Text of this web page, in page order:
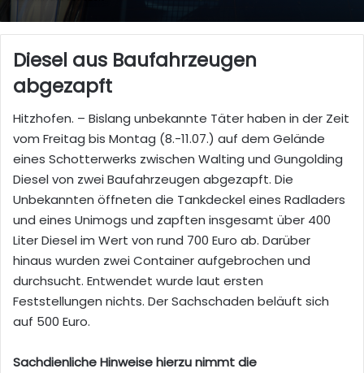
Diesel aus Baufahrzeugen
abgezapft
Hitzhofen. – Bislang unbekannte Täter haben in der Zeit
vom Freitag bis Montag (8.-11.07.) auf dem Gelände
eines Schotterwerks zwischen Walting und Gungolding
Diesel von zwei Baufahrzeugen abgezapft. Die
Unbekannten öffneten die Tankdeckel eines Radladers
und eines Unimogs und zapften insgesamt über 400
Liter Diesel im Wert von rund 700 Euro ab. Darüber
hinaus wurden zwei Container aufgebrochen und
durchsucht. Entwendet wurde laut ersten
Feststellungen nichts. Der Sachschaden beläuft sich
auf 500 Euro.
Sachdienliche Hinweise hierzu nimmt die